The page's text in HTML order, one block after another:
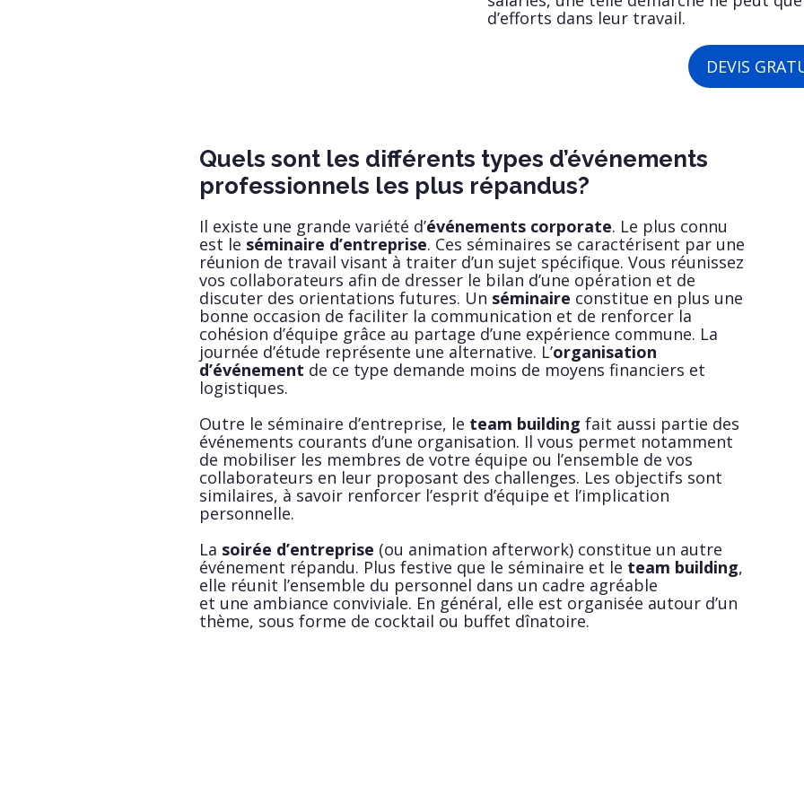
d’efforts dans leur travail.
DEVIS
Quels sont les différents types d’événements
professionnels les plus répandus?
Il existe une grande variété d’événements corporate. Le plus connu
est le séminaire d’entreprise. Ces séminaires se caractérisent par une
réunion de travail visant à traiter d’un sujet spécifique. Vous réunissez
vos collaborateurs afin de dresser le bilan d’une opération et de
discuter des orientations futures. Un séminaire constitue en plus une
bonne occasion de faciliter la communication et de renforcer la
cohésion d’équipe grâce au partage d’une expérience commune. La
journée d’étude représente une alternative. L’organisation
d’événement de ce type demande moins de moyens financiers et
logistiques.
Outre le séminaire d’entreprise, le team building fait aussi partie des
événements courants d’une organisation. Il vous permet notamment
de mobiliser les membres de votre équipe ou l’ensemble de vos
collaborateurs en leur proposant des challenges. Les objectifs sont
similaires, à savoir renforcer l’esprit d’équipe et l’implication
personnelle.
La soirée d’entreprise (ou animation afterwork) constitue un autre
événement répandu. Plus festive que le séminaire et le team building,
elle réunit l’ensemble du personnel dans un cadre agréable
et une ambiance conviviale. En général, elle est organisée autour d’un
thème, sous forme de cocktail ou buffet dînatoire.